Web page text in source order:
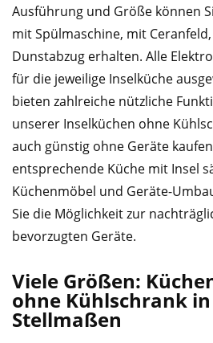
Ausführung und Größe können
mit Spülmaschine, mit
Dunstabzug erhalten. Alle
für die jeweilige Inselküche
bieten zahlreiche nützliche
unserer Inselküchen ohne
auch günstig ohne Geräte
entsprechende Küche mit Insel
Küchenmöbel und Geräte-
Sie die Möglichkeit zur
bevorzugten Geräte.
Viele Größen:
ohne Kühlschrank
Stellmaßen